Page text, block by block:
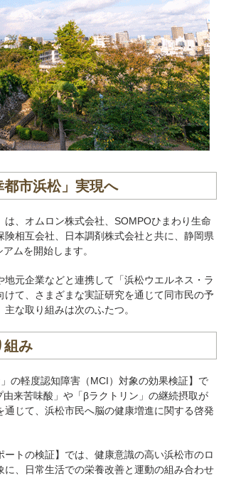
市浜松」実現へ
、オムロン株式会社、SOMPOひまわり生命
相互会社、日本調剤株式会社と共に、静岡県
ムを開始します。
元企業などと連携して「浜松ウエルネス・ラ
て、さまざまな実証研究を通じて同市民の予
な取り組みは次のふたつ。
組み
の軽度認知障害（MCI）対象の効果検証】で
来苦味酸」や「βラクトリン」の継続摂取が
じて、浜松市民へ脳の健康増進に関する啓発
ートの検証】では、健康意識の高い浜松市のロ
、日常生活での栄養改善と運動の組み合わせ